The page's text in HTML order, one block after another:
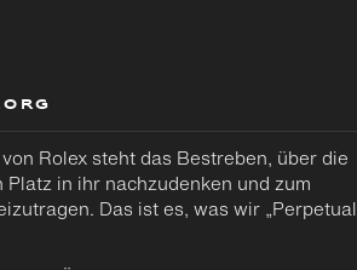
Rolex steht das Bestreben, über die
Platz in ihr nachzudenken und zum
Das ist es, was wir „Perpetual